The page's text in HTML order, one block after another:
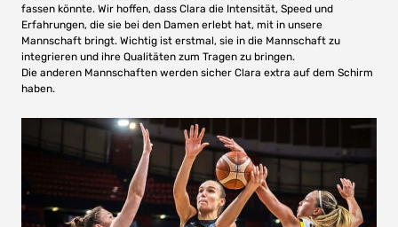
fassen könnte. Wir hoffen, dass Clara die Intensität, Speed und
Erfahrungen, die sie bei den Damen erlebt hat, mit in unsere
Mannschaft bringt. Wichtig ist erstmal, sie in die Mannschaft zu
integrieren und ihre Qualitäten zum Tragen zu bringen.
Die anderen Mannschaften werden sicher Clara extra auf dem Schirm
haben.